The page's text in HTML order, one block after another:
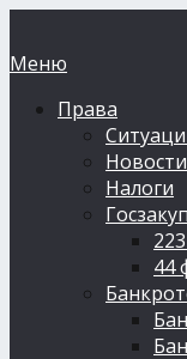
Меню
Права
Налоги
44